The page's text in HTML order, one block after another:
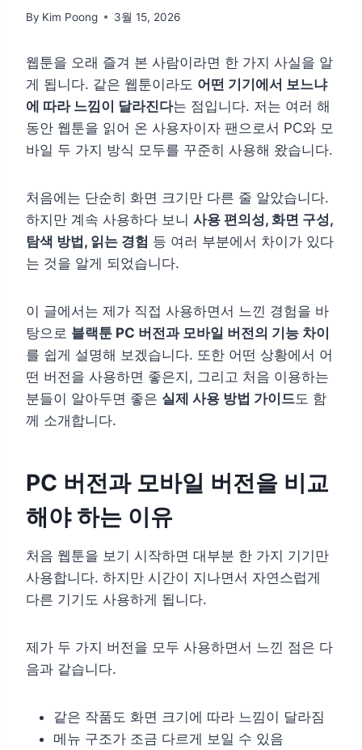
By Kim Poong 3월 15, 2026
웹툰을 오래 즐겨 본 사람이라면 한 가지 사실을 알
게 됩니다. 같은 웹툰이라도 어떤 기기에서 보느냐
에 따라 느낌이 달라진다는 점입니다. 저는 여러 해
동안 웹툰을 읽어 온 사용자이자 팬으로서 PC와 모
바일 두 가지 방식 모두를 꾸준히 사용해 왔습니다.
처음에는 단순히 화면 크기만 다른 줄 알았습니다.
하지만 계속 사용하다 보니 사용 편의성, 화면 구성,
탐색 방법, 읽는 경험 등 여러 부분에서 차이가 있다
는 것을 알게 되었습니다.
이 글에서는 제가 직접 사용하면서 느낀 경험을 바
탕으로 블랙툰 PC 버전과 모바일 버전의 기능 차이
를 쉽게 설명해 보겠습니다. 또한 어떤 상황에서 어
떤 버전을 사용하면 좋은지, 그리고 처음 이용하는
분들이 알아두면 좋은 실제 사용 방법 가이드도 함
께 소개합니다.
PC 버전과 모바일 버전을 비교
해야 하는 이유
처음 웹툰을 보기 시작하면 대부분 한 가지 기기만
사용합니다. 하지만 시간이 지나면서 자연스럽게
다른 기기도 사용하게 됩니다.
제가 두 가지 버전을 모두 사용하면서 느낀 점은 다
음과 같습니다.
같은 작품도 화면 크기에 따라 느낌이 달라짐
메뉴 구조가 조금 다르게 보일 수 있음